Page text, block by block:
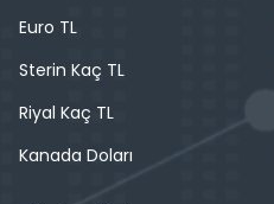
Euro TL
Sterin Kaç TL
Riyal Kaç TL
Kanada Doları